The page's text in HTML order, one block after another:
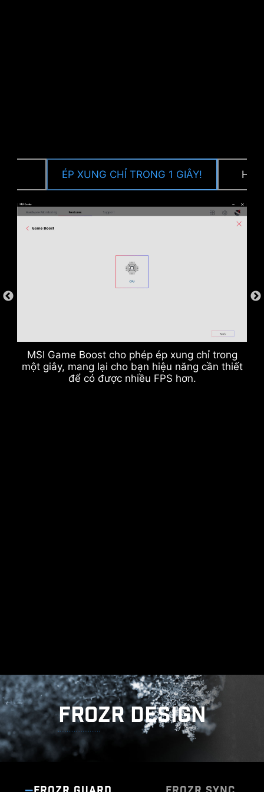
ÉP XUNG CHỈ TRONG 1 GIÂY!
MSI Game Boost cho phép ép xung chỉ trong
một giây, mang lại cho bạn hiệu năng cần thiết
để có được nhiều FPS hơn.
FROZR DESIGN